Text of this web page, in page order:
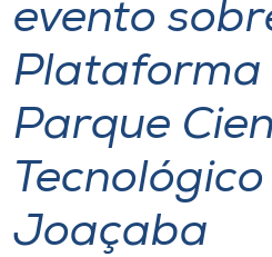
Atendimento ao Estudante
Portal de Ensino
Unoesc
Internacionalização
evento
Plataforma
Parque
Joaçaba